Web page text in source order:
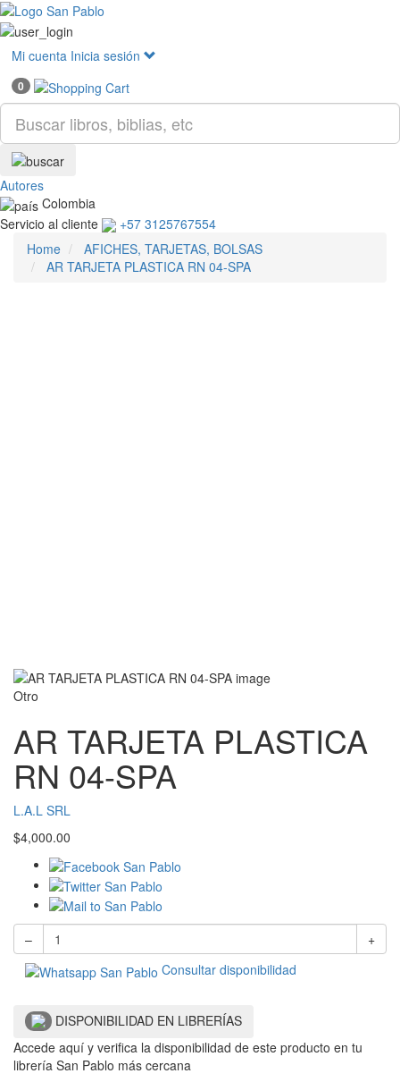
Mi cuenta Inicia sesión
0
Autores
Colombia
Servicio al cliente
+57 3125767554
Home
AFICHES, TARJETAS, BOLSAS
AR TARJETA PLASTICA RN 04-SPA
Otro
AR TARJETA PLASTICA
RN 04-SPA
L.A.L SRL
$4,000.00
–
+
Consultar disponibilidad
DISPONIBILIDAD EN LIBRERÍAS
Accede aquí y verifica la disponibilidad de este producto en tu
librería San Pablo más cercana